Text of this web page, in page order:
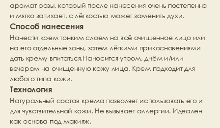
аромат розы, который после нанесения очень постепенно
и мягко затихает, с лёгкостью может заменить духи.
Способ нанесения
Нанести крем тонким слоем на всё очищенное лицо или
на его отдельные зоны, затем лёгкими прикосновениями
дать крему впитаться.Наносится утром, днём и/или
вечером на очищенную кожу лица. Крем подходит для
любого типа кожи.
Технология
Натуральный состав крема позволяет использовать его и
для чувствительной кожи. Не вызывает аллергии. Идеален
как основа под макияж.